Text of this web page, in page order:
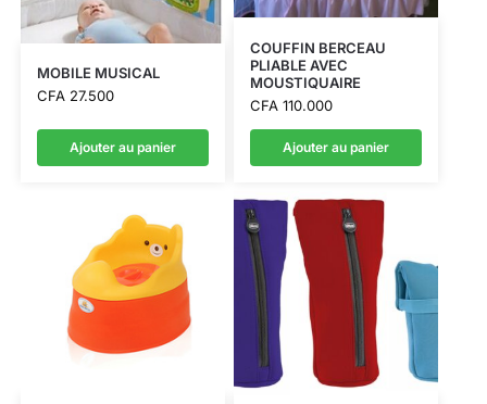
MOBILE MUSICAL
CFA27.500
Ajouter au panier
COUFFIN BERCEAU
PLIABLE AVEC
MOUSTIQUAIRE
CFA110.000
Ajouter au panier